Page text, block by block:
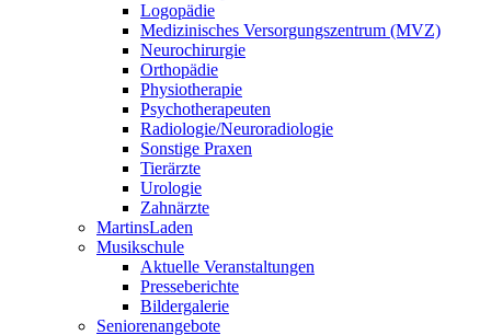
Logopädie
Medizinisches Versorgungszentrum (MVZ)
Neurochirurgie
Orthopädie
Physiotherapie
Psychotherapeuten
Radiologie/Neuroradiologie
Sonstige Praxen
Tierärzte
Urologie
Zahnärzte
MartinsLaden
Musikschule
Aktuelle Veranstaltungen
Presseberichte
Bildergalerie
Seniorenangebote